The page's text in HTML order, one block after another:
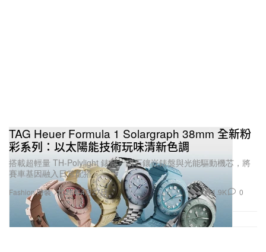
Fashion 時裝
TAG Heuer Formula 1 Solargraph 38mm 全新粉
彩系列：以太陽能技術玩味清新色調
搭載超輕量 TH-Polylight 錶殼、鑽石鑲嵌錶盤與光能驅動機芯，將
賽車基因融入日常配搭。
2026年4月27日 1.9K 0